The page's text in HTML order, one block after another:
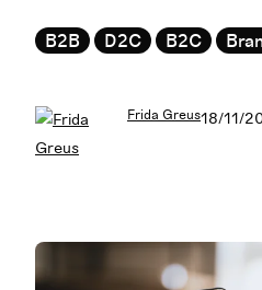
B2B D2C B2C
Frida Greus18/11/